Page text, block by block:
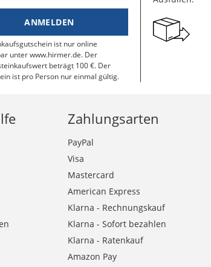
ANMELDEN
ist nur online
unter www.hirmer.de. Der
beträgt 100 €. Der
ist pro Person nur einmal gültig.
Zahlungsarten
PayPal
Visa
Mastercard
American Express
Klarna - Rechnungskauf
Klarna - Sofort bezahlen
Klarna - Ratenkauf
Amazon Pay